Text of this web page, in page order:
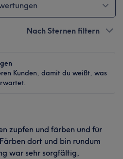
Nach Sternen filtern
Kunden, damit du weißt, was
zupfen und färben und für
dort und bin rundum
war sehr sorgfältig,